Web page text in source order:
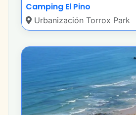
Camping El Pino
Urbanización Torrox Park